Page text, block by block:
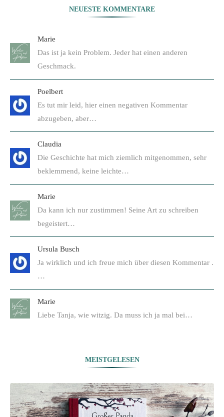
NEUESTE KOMMENTARE
Marie
Das ist ja kein Problem. Jeder hat einen anderen
Geschmack.
Poelbert
Es tut mir leid, hier einen negativen Kommentar
abzugeben, aber…
Claudia
Die Geschichte hat mich ziemlich mitgenommen, sehr
beklemmend, keine leichte…
Marie
Da kann ich nur zustimmen! Seine Art zu schreiben
begeistert…
Ursula Busch
Ja wirklich und ich freue mich über diesen Kommentar .
…
Marie
Liebe Tanja, wie witzig. Da muss ich ja mal bei…
MEISTGELESEN